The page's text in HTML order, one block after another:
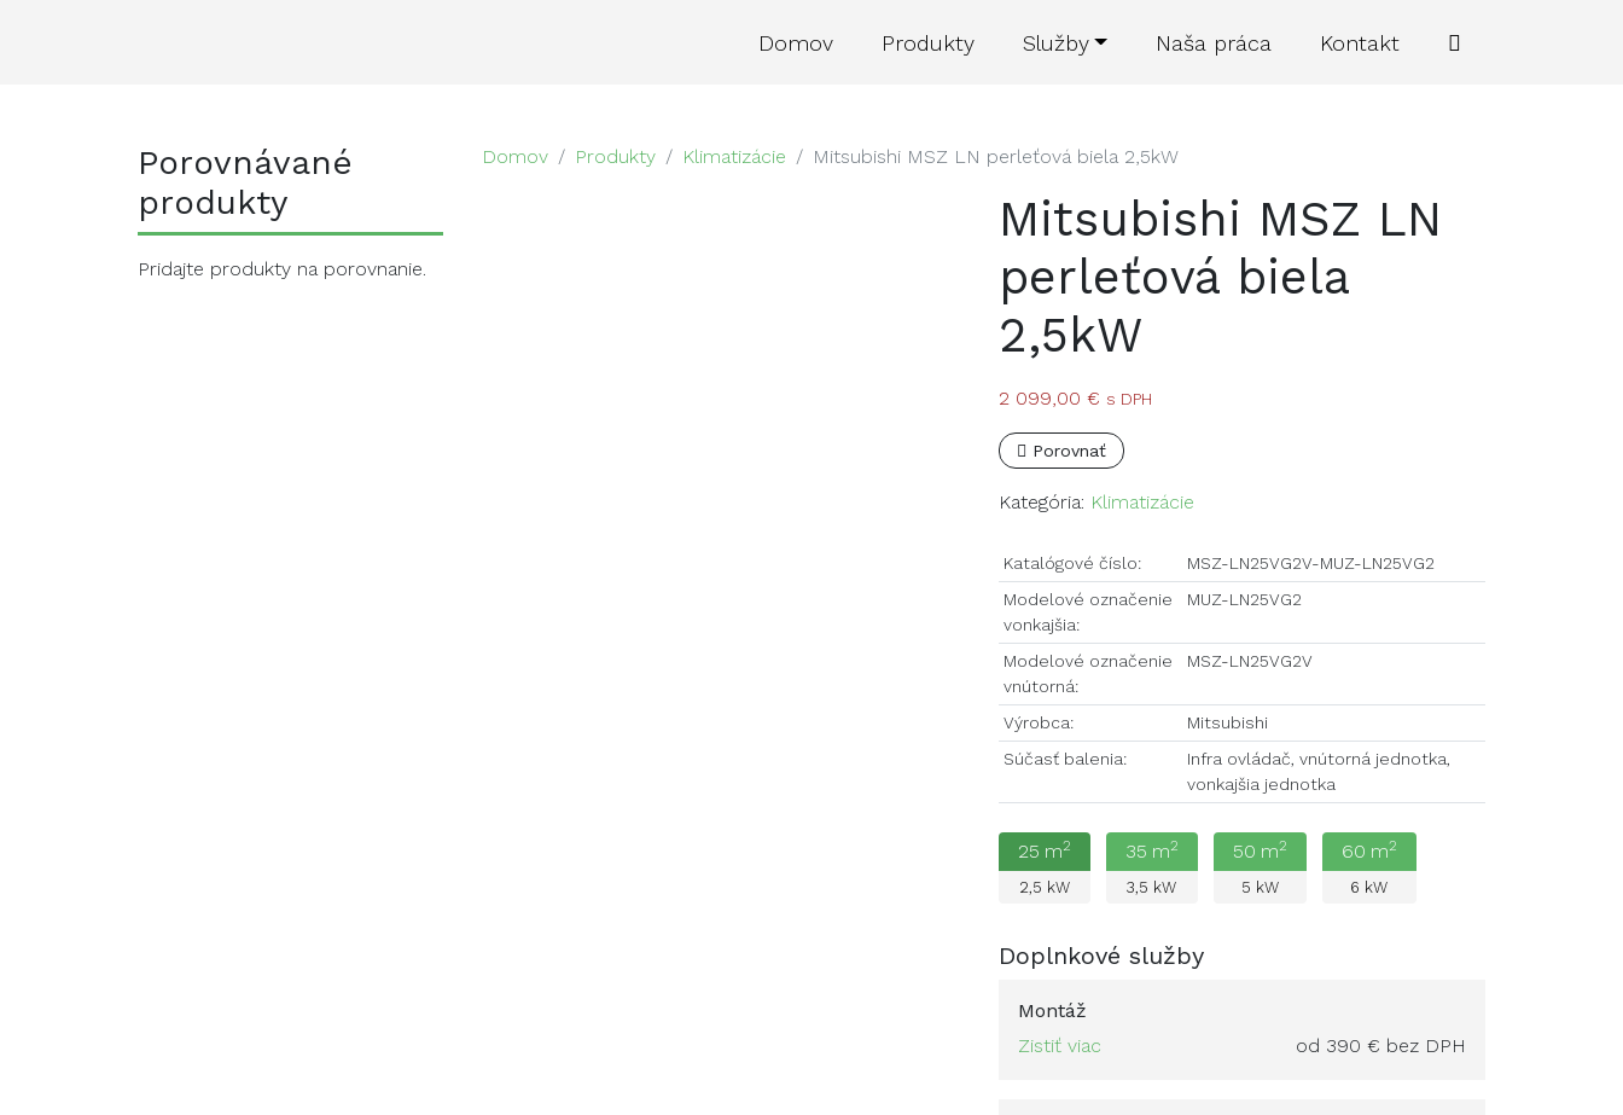
Domov Produkty Služby Naša práca Kontakt
Porovnávané
produkty
Pridajte produkty na porovnanie.
Domov Produkty Klimatizácie Mitsubishi MSZ LN perleťová biela 2,5kW
Mitsubishi MSZ LN
perleťová biela
2,5kW
2 099,00 € s DPH
Porovnať
Kategória: Klimatizácie
Katalógové číslo:
MSZ-LN25VG2V-MUZ-LN25VG2
Modelové označenie
vonkajšia:
MUZ-LN25VG2
Modelové označenie
vnútorná:
MSZ-LN25VG2V
Výrobca:
Mitsubishi
Súčasť balenia:
Infra ovládač, vnútorná jednotka,
vonkajšia jednotka
25 m2
2,5 kW
35 m2
3,5 kW
50 m2
5 kW
60 m2
6 kW
Doplnkové služby
Montáž
Zistiť viac
od 390 € bez DPH